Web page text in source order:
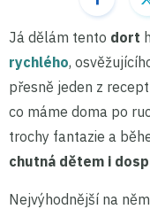
Já dělám tento dort
rychlého,
přesně jeden z
co máme doma po
trochy fantazie a
chutná dětem i
Nejvýhodnější na